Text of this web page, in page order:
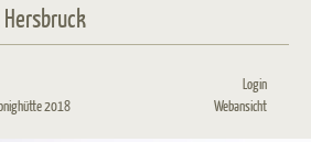
2018
Login
Webansicht